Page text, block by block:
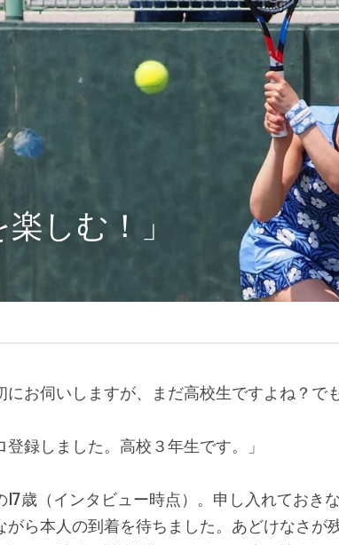
しむ！」
にお伺いしますが、まだ高校生ですよね？で
録しました。高校３年生です。」
歳（インタビュー時点）。申し入れておき
ら本人の到着を待ちました。あどけなさが